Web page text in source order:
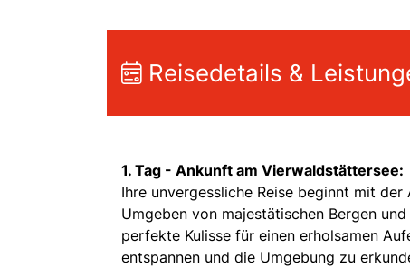
Reisedetails &
1. Tag - Ankunft am Vierwaldstättersee:
Ihre unvergessliche Reise beginnt mit
Umgeben von majestätischen Bergen
perfekte Kulisse für einen erholsamen
entspannen und die Umgebung zu